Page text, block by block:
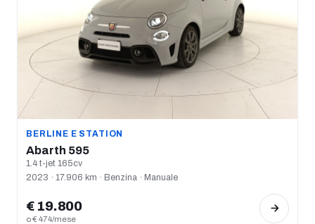
BERLINE E STATION
Abarth 595
1.4 t-jet 165cv
2023 · 17.906 km · Benzina · Manuale
€ 19.800
o € 474/mese